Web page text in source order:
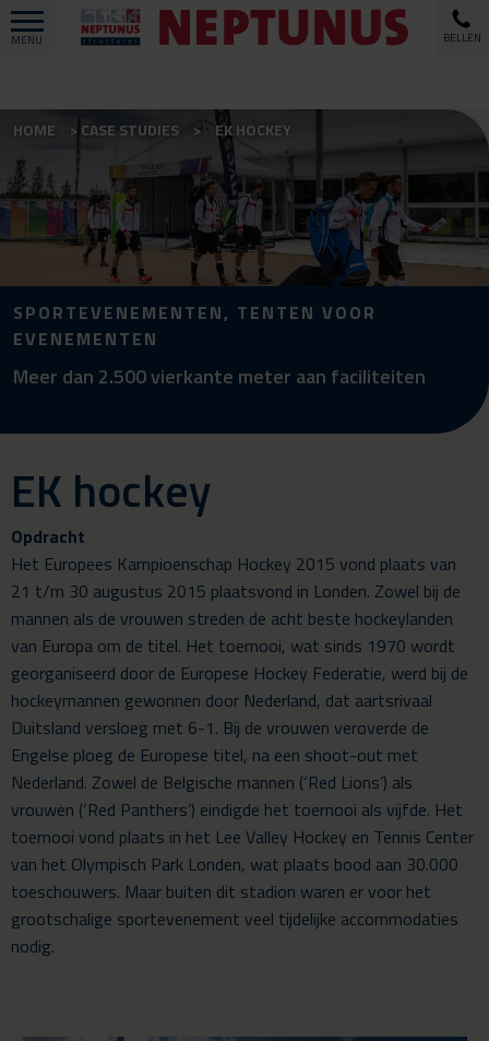
MENU BELLEN
HOME CASE STUDIES EK HOCKEY
SPORTEVENEMENTEN, TENTEN VOOR
EVENEMENTEN
Meer dan 2.500 vierkante meter aan faciliteiten
EK hockey
Opdracht
Het Europees Kampioenschap Hockey 2015 vond plaats van
21 t/m 30 augustus 2015 plaatsvond in Londen. Zowel bij de
mannen als de vrouwen streden de acht beste hockeylanden
van Europa om de titel. Het toernooi, wat sinds 1970 wordt
georganiseerd door de Europese Hockey Federatie, werd bij de
hockeymannen gewonnen door Nederland, dat aartsrivaal
Duitsland versloeg met 6-1. Bij de vrouwen veroverde de
Engelse ploeg de Europese titel, na een shoot-out met
Nederland. Zowel de Belgische mannen (‘Red Lions’) als
vrouwen (‘Red Panthers’) eindigde het toernooi als vijfde. Het
toernooi vond plaats in het Lee Valley Hockey en Tennis Center
van het Olympisch Park Londen, wat plaats bood aan 30.000
toeschouwers. Maar buiten dit stadion waren er voor het
grootschalige sportevenement veel tijdelijke accommodaties
nodig.